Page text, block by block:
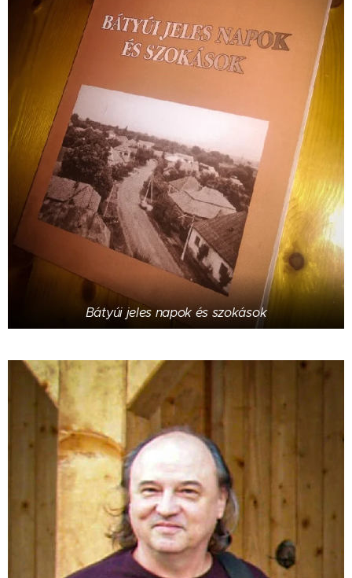
Bátyúi jeles napok és szokások